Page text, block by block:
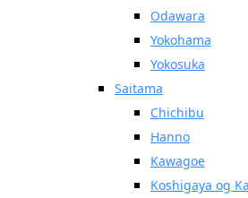
Odawara
Yokohama
Yokosuka
Saitama
Chichibu
Hanno
Kawagoe
Koshigaya og